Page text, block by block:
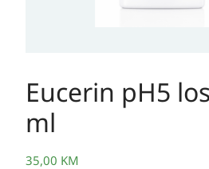
Eucerin pH5
ml
35,00 KM